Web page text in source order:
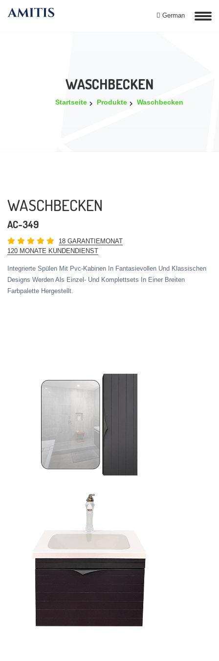
German
WASCHBECKEN
Startseite Produkte Waschbecken
WASCHBECKEN
AC-349
18 GARANTIEMONAT
120 MONATE KUNDENDIENST
Integrierte Spülen Mit Pvc-Kabinen In Fantasievollen Und Klassischen
Designs Werden Als Einzel- Und Komplettsets In Einer Breiten
Farbpalette Hergestellt.